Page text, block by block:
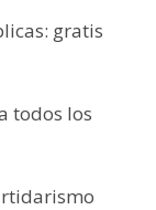
gratis
todos los